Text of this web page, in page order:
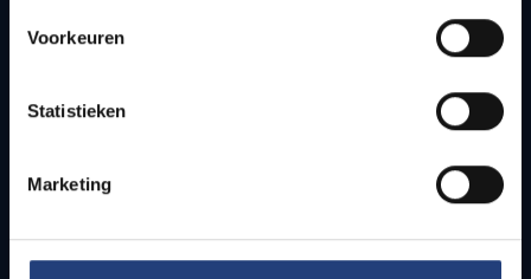
Voorkeuren
Statistieken
Marketing
How to get to the VUB campuses